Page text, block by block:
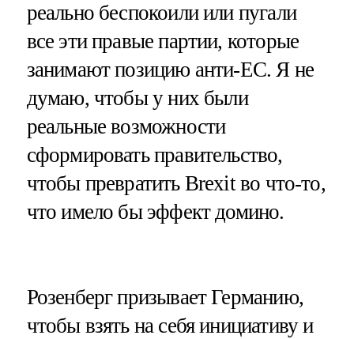
реально беспокоили или пугали
все эти правые партии, которые
занимают позицию анти-ЕС. Я не
думаю, чтобы у них были
реальные возможности
сформировать правительство,
чтобы превратить Brexit во что-то,
что имело бы эффект домино.
Розенберг призывает Германию,
чтобы взять на себя инициативу и